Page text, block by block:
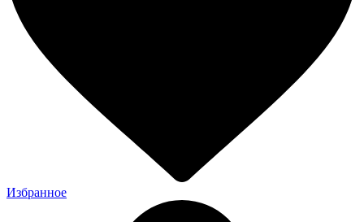
Избранное